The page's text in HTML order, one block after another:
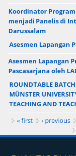
Koordinator
menjadi Panelis di
Darussalam
Asesmen Lapangan
Asesmen Lapangan
Pascasarjana oleh
ROUNDTABLE
MÜNSTER
TEACHING AND
Pages
« first ‹ previous